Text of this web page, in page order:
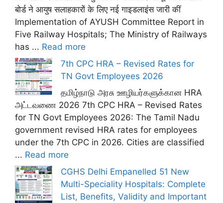
बोर्ड ने आयुष सलाहकारों के लिए नई गाइडलाइंस जारी कीं
Implementation of AYUSH Committee Report in
Five Railway Hospitals; The Ministry of Railways
has ... Read more
7th CPC HRA – Revised Rates for
TN Govt Employees 2026
தமிழ்நாடு அரசு ஊழியர்களுக்கான HRA
அட்டவணை 2026 7th CPC HRA – Revised Rates
for TN Govt Employees 2026: The Tamil Nadu
government revised HRA rates for employees
under the 7th CPC in 2026. Cities are classified
... Read more
CGHS Delhi Empanelled 51 New
Multi-Speciality Hospitals: Complete
List, Benefits, Validity and Important